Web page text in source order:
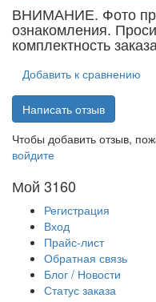
ВНИМАНИЕ. Фото
ознакомления.
комплектность
Добавить к сравнению
Написать отзыв
Чтобы добавить отзыв,
войдите
Мой 3160
Регистрация
Вход
Прайс-лист
Обратная связь
Блог / Новости
Статус заказа